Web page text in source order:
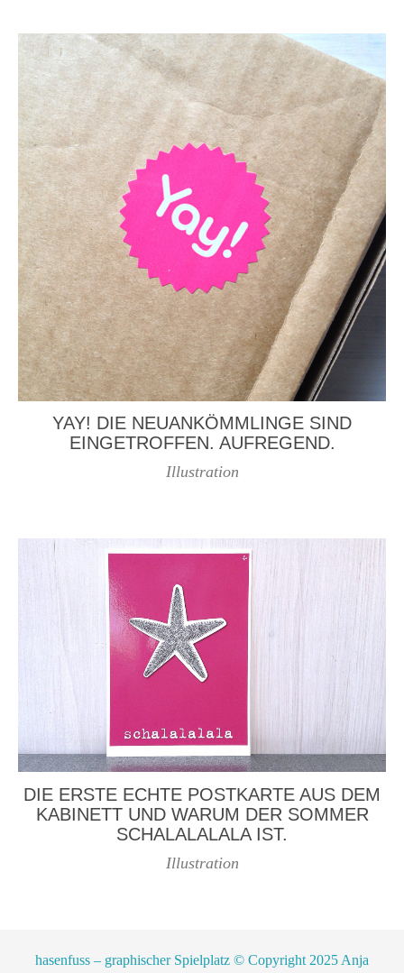
YAY! DIE NEUANKÖMMLINGE SIND
EINGETROFFEN. AUFREGEND.
Illustration
DIE ERSTE ECHTE POSTKARTE AUS DEM
KABINETT UND WARUM DER SOMMER
SCHALALALALA IST.
Illustration
hasenfuss – graphischer Spielplatz © Copyright 2025 Anja